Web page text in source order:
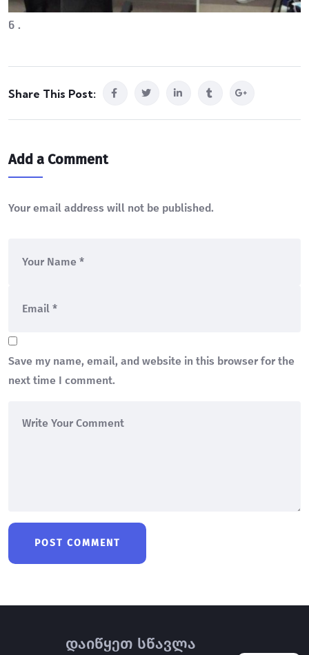
ნ .
Share This Post:
Add a Comment
Your email address will not be published.
Save my name, email, and website in this browser for the
next time I comment.
დაიწყეთ სწავლა